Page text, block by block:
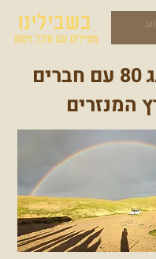
בשבילינו
מטיילים עם מיכל ויסמן
יוסי חוגג 80 עם חברים
המנזרים